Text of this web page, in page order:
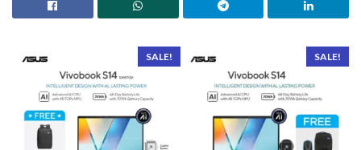
SALE! SALE!